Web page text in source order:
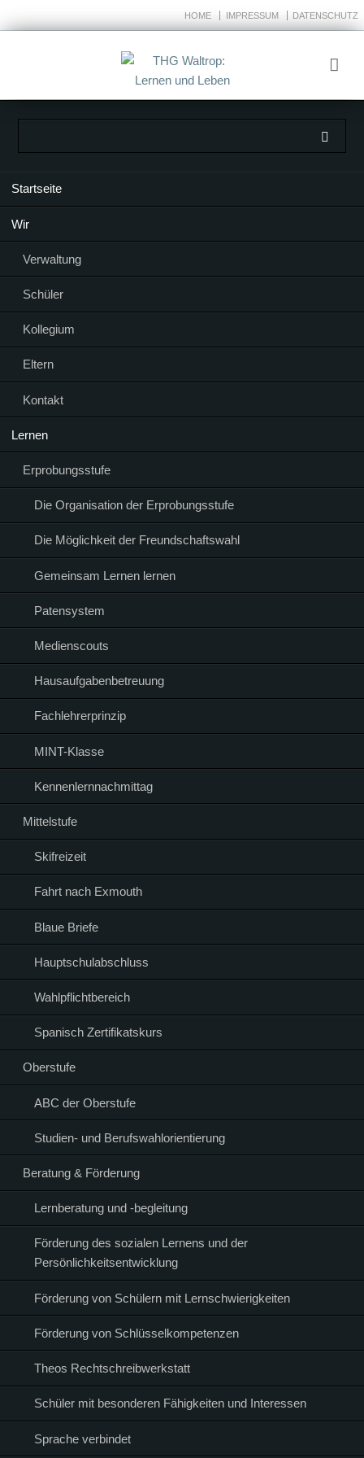
HOME IMPRESSUM DATENSCHUTZ
Startseite
Wir
Verwaltung
Schüler
Kollegium
Eltern
Kontakt
Lernen
Erprobungsstufe
Die Organisation der Erprobungsstufe
Die Möglichkeit der Freundschaftswahl
Gemeinsam Lernen lernen
Patensystem
Medienscouts
Hausaufgabenbetreuung
Fachlehrerprinzip
MINT-Klasse
Kennenlernnachmittag
Mittelstufe
Skifreizeit
Fahrt nach Exmouth
Blaue Briefe
Hauptschulabschluss
Wahlpflichtbereich
Spanisch Zertifikatskurs
Oberstufe
ABC der Oberstufe
Studien- und Berufswahlorientierung
Beratung & Förderung
Lernberatung und -begleitung
Förderung des sozialen Lernens und der
Persönlichkeitsentwicklung
Förderung von Schülern mit Lernschwierigkeiten
Förderung von Schlüsselkompetenzen
Theos Rechtschreibwerkstatt
Schüler mit besonderen Fähigkeiten und Interessen
Sprache verbindet